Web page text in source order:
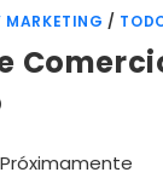
MARKETING /